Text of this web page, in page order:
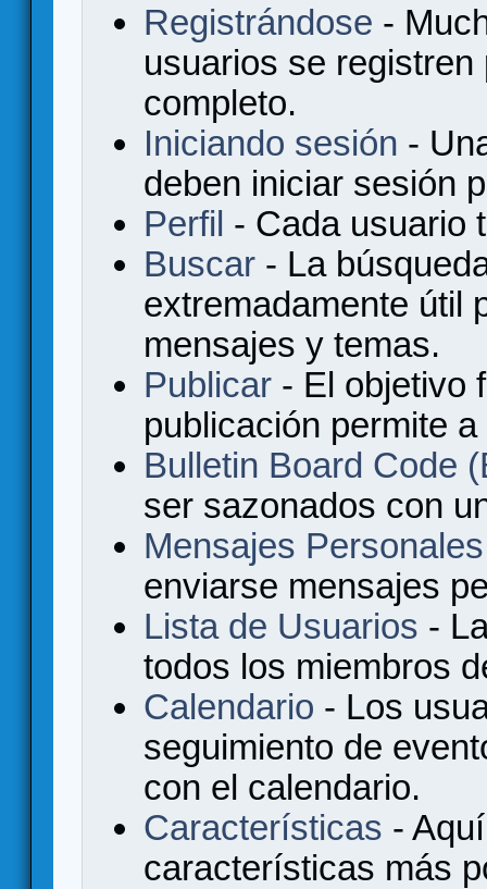
Registrándose -
usuarios se
completo.
Iniciando sesión -
deben iniciar sesión
Perfil - Cada usuario
Buscar - La
extremadamente útil
mensajes y temas.
Publicar - El objetivo
publicación permite
Bulletin Board Code
ser sazonados con
Mensajes Personales
enviarse mensajes
Lista de Usuarios -
todos los miembros
Calendario - Los
seguimiento de
con el calendario.
Características -
características más